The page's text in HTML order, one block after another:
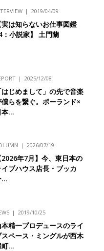
2019/04/09
実は知らないお仕事図鑑
：小説家】 土門蘭
2025/12/08
はじめまして」の先で音楽
らを繋ぐ。ポーランド×
本…
2026/07/19
2026年7月】今、東日本の
イブハウス店長・ブッカ
…
2019/10/25
本精一プロデュースのライ
スペース・ミングルが西木
町…